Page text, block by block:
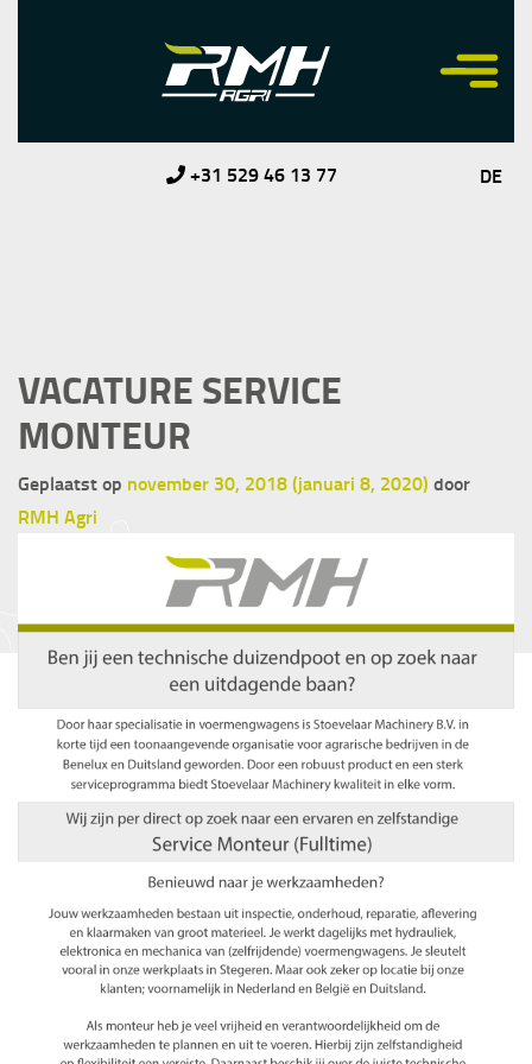
+31 529 46 13 77 DE
VACATURE SERVICE
MONTEUR
Geplaatst op november 30, 2018(januari 8, 2020) door
RMH Agri